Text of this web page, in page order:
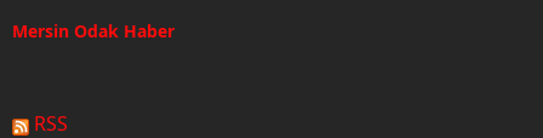
Mersin Odak Haber
RSS